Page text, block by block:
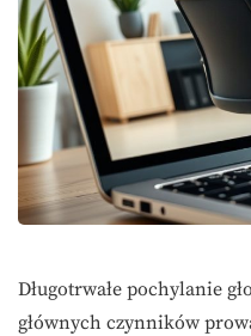
Długotrwałe pochylanie
głównych czynników